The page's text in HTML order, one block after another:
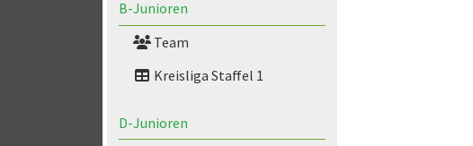
B-Junioren
Team
Kreisliga Staffel 1
D-Junioren